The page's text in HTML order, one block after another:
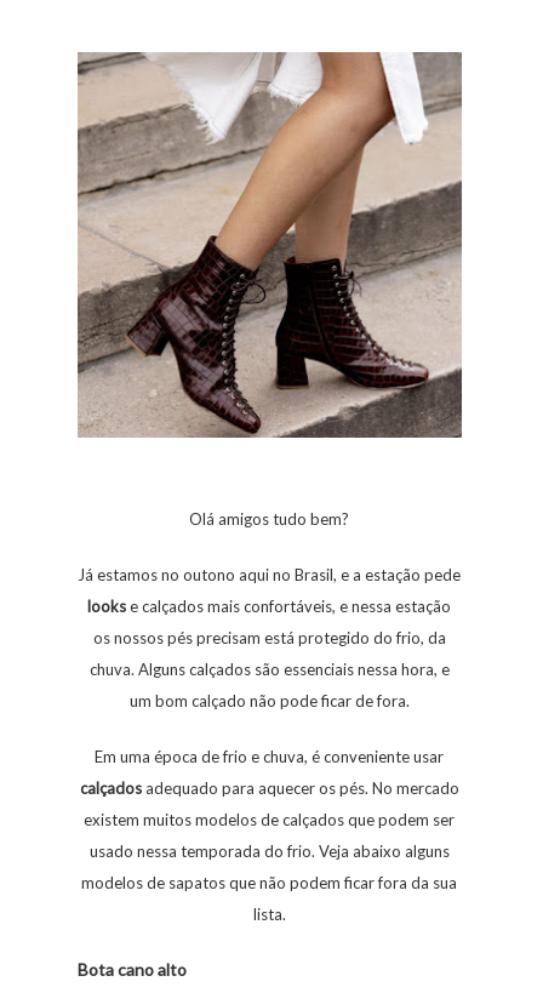
Olá amigos tudo bem?
Já estamos no outono aqui no Brasil, e a estação pede
lookse calçados mais confortáveis, e nessa estação
os nossos pés precisam está protegido do frio, da
chuva. Alguns calçados são essenciais nessa hora, e
um bom calçado não pode ficar de fora.
Em uma época de frio e chuva, é conveniente usar
calçadosadequado para aquecer os pés. No mercado
existem muitos modelos de calçados que podem ser
usado nessa temporada do frio. Veja abaixo alguns
modelos de sapatos que não podem ficar fora da sua
lista.
Bota cano alto